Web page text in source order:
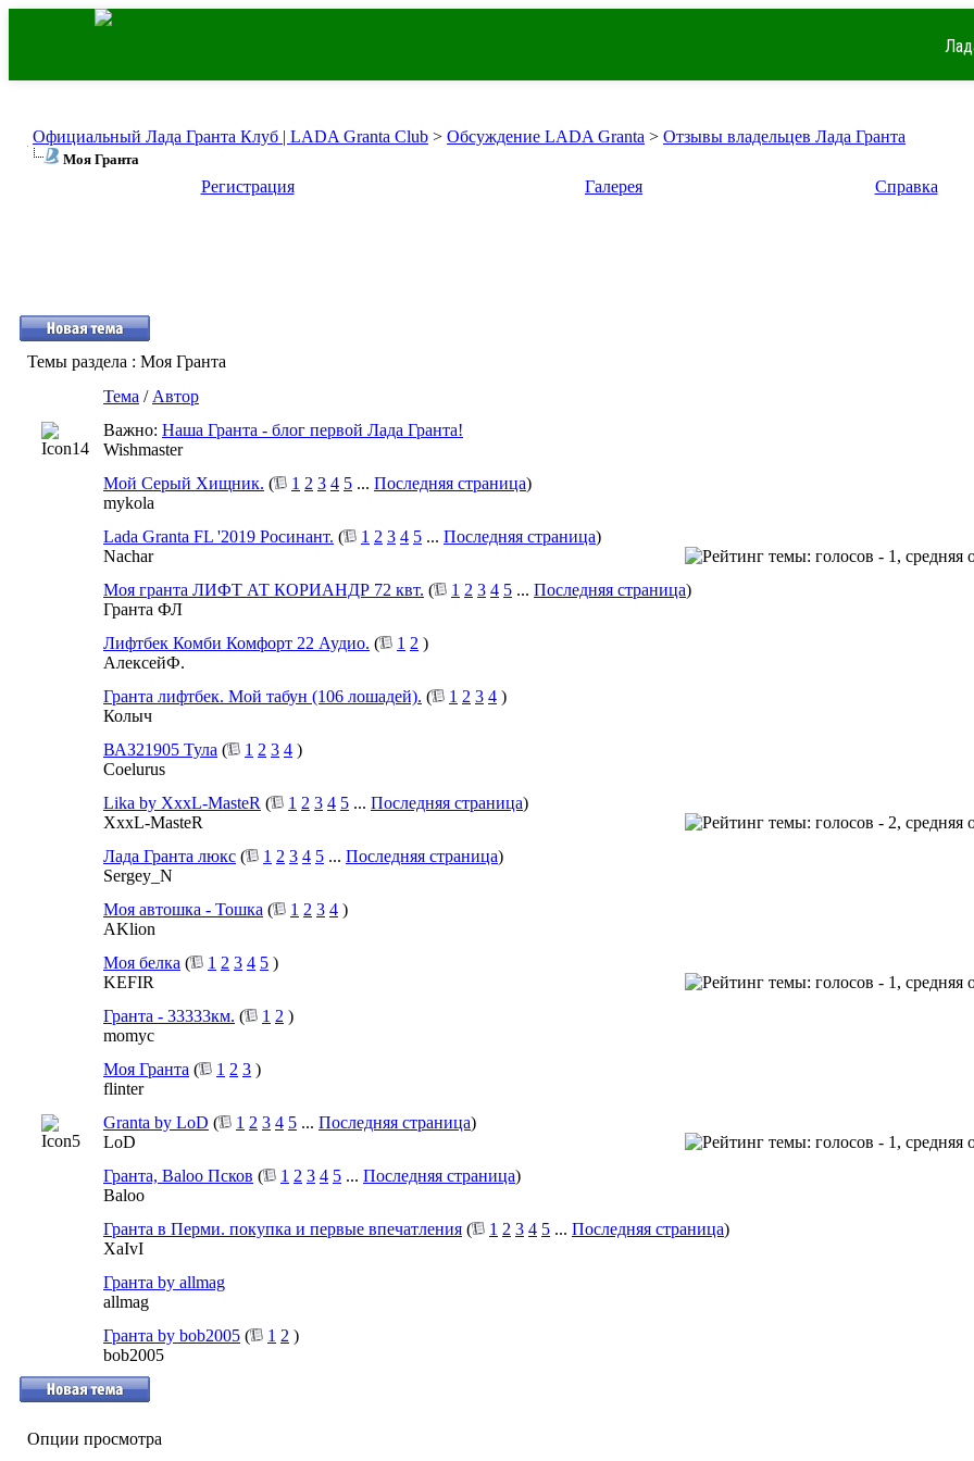
Официальный Лада Гранта Клуб | LADA Granta Club > Обсуждение LADA Granta > Отзывы владельцев Лада Гранта
Моя Гранта
Регистрация Галерея Справка
Темы раздела : Моя Гранта
Тема / Автор
Важно: Наша Гранта - блог первой Лада Гранта!
Wishmaster
Мой Серый Хищник. ( 1 2 3 4 5 ... Последняя страница)
mykola
Lada Granta FL '2019 Росинант. ( 1 2 3 4 5 ... Последняя страница)
Nachar
Моя гранта ЛИФТ АТ КОРИАНДР 72 квт. ( 1 2 3 4 5 ... Последняя страница)
Гранта ФЛ
Лифтбек Комби Комфорт 22 Аудио. ( 1 2 )
АлексейФ.
Гранта лифтбек. Мой табун (106 лошадей). ( 1 2 3 4 )
Колыч
ВАЗ21905 Тула ( 1 2 3 4 )
Coelurus
Lika by XxxL-MasteR ( 1 2 3 4 5 ... Последняя страница)
XxxL-MasteR
Лада Гранта люкс ( 1 2 3 4 5 ... Последняя страница)
Sergey_N
Моя автошка - Тошка ( 1 2 3 4 )
AKlion
Моя белка ( 1 2 3 4 5 )
KEFIR
Гранта - 33333км. ( 1 2 )
momyc
Моя Гранта ( 1 2 3 )
flinter
Granta by LoD ( 1 2 3 4 5 ... Последняя страница)
LoD
Гранта, Baloo Псков ( 1 2 3 4 5 ... Последняя страница)
Baloo
Гранта в Перми. покупка и первые впечатления ( 1 2 3 4 5 ... Последняя страница)
XaIvI
Гранта by allmag
allmag
Гранта by bob2005 ( 1 2 )
bob2005
Опции просмотра